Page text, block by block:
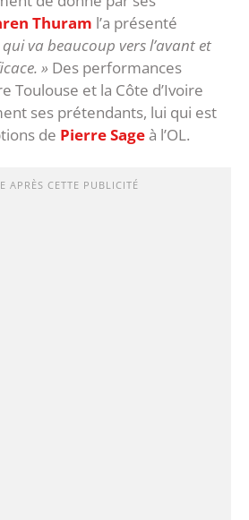
Thuram l’a présenté
va beaucoup vers l’avant et
» Des performances
Toulouse et la Côte d’Ivoire
ses prétendants, lui qui est
de Pierre Sageà l’OL.
APRÈS CETTE PUBLICITÉ